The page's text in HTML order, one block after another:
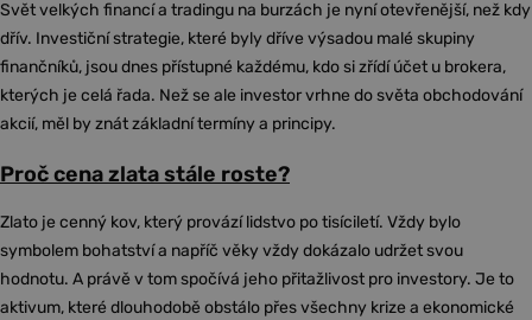
Svět velkých financí a tradingu na burzách je nyní otevřenější, než kdy
dřív. Investiční strategie, které byly dříve výsadou malé skupiny
finančníků, jsou dnes přístupné každému, kdo si zřídí účet u brokera,
kterých je celá řada. Než se ale investor vrhne do světa obchodování
akcií, měl by znát základní termíny a principy.
Proč cena zlata stále roste?
Zlato je cenný kov, který provází lidstvo po tisíciletí. Vždy bylo
symbolem bohatství a napříč věky vždy dokázalo udržet svou
hodnotu. A právě v tom spočívá jeho přitažlivost pro investory. Je to
aktivum, které dlouhodobě obstálo přes všechny krize a ekonomické